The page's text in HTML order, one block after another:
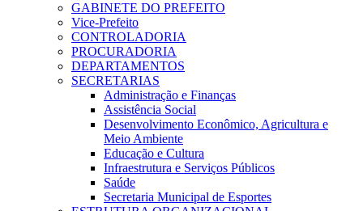
GABINETE DO PREFEITO
Vice-Prefeito
CONTROLADORIA
PROCURADORIA
DEPARTAMENTOS
SECRETARIAS
Administração e Finanças
Assistência Social
Desenvolvimento Econômico, Agricultura e
Meio Ambiente
Educação e Cultura
Infraestrutura e Serviços Públicos
Saúde
Secretaria Municipal de Esportes